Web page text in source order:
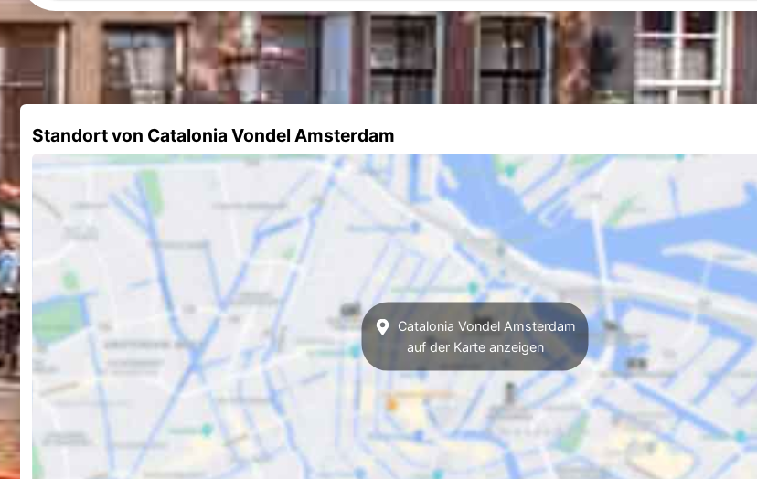
Standort von Catalonia Vondel Amsterdam
Catalonia Vondel Amsterdam
auf der Karte anzeigen